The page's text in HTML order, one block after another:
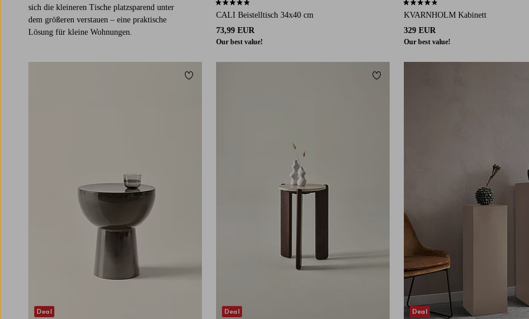
sich die kleineren Tische platzsparend unter
dem größeren verstauen – eine praktische
Lösung für kleine Wohnungen.
mit Blumen darauf präsentieren, und natürlich
findet auch eine Schale für Schlüssel und
andere Kleinigkeiten darauf Platz. Unsere
kleinen Tische sind in unterschiedlichen Stilen
zu haben, von modernen und minimalistischen
perfekte Piece für deine Einrichtung. Für mehr
Balance in deinen vier Wänden kannst du einen
Möbelstücken platzieren, um mit
Höhenunterschieden zu arbeiten und den Raum
CALI Beistelltisch 34x40 cm
73,99 EUR
Our best value!
4,8 basierend auf 13 Bewertungen
KVARNHOLM Kabinett
329 EUR
Our best value!
4,0 basierend auf 1 Bewertungen
Deal
Zu Favoriten hinzufügen
Deal
Zu Favoriten hinzufügen
Deal